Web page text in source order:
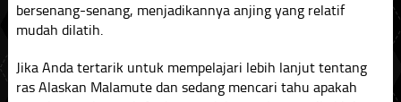
bersenang-senang, menjadikannya anjing yang relatif
mudah dilatih.
Jika Anda tertarik untuk mempelajari lebih lanjut tentang
ras Alaskan Malamute dan sedang mencari tahu apakah